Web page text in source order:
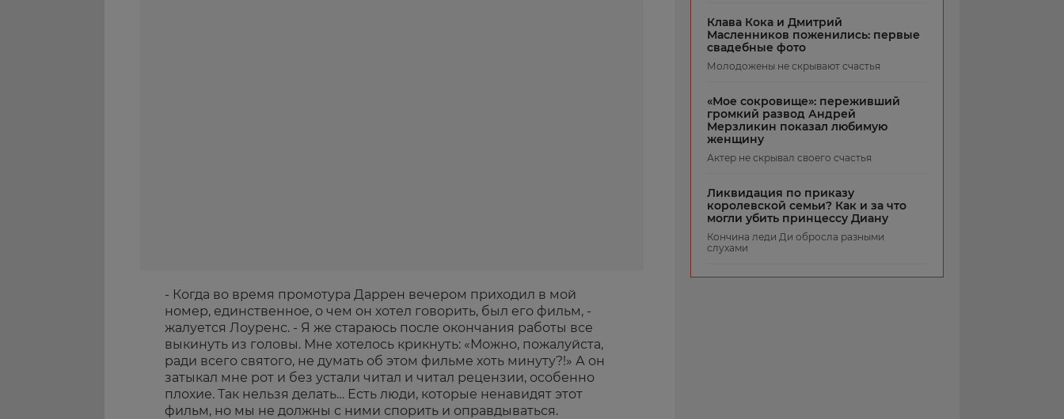
- Когда во время промотура Даррен вечером приходил в мой
номер, единственное, о чем он хотел говорить, был его фильм, -
жалуется Лоуренс. - Я же стараюсь после окончания работы все
выкинуть из головы. Мне хотелось крикнуть: «Можно, пожалуйста,
ради всего святого, не думать об этом фильме хоть минуту?!» А он
затыкал мне рот и без устали читал и читал рецензии, особенно
плохие. Так нельзя делать… Есть люди, которые ненавидят этот
фильм, но мы не должны с ними спорить и оправдываться.
Клава Кока и Дмитрий
Масленников поженились: первые
свадебные фото
Молодожены не скрывают счастья
«Мое сокровище»: переживший
громкий развод Андрей
Мерзликин показал любимую
женщину
Актер не скрывал своего счастья
Ликвидация по приказу
королевской семьи? Как и за что
могли убить принцессу Диану
Кончина леди Ди обросла разными
слухами